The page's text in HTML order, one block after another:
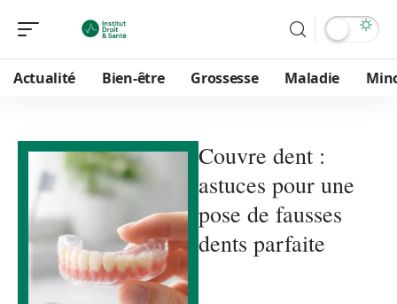
Actualité Bien-être Grossesse Maladie
Couvre dent :
astuces pour une
pose de fausses
dents parfaite